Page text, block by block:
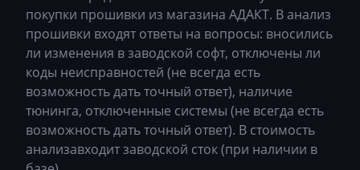
Chevrolet
Chrysler
Citroen
Claas
CMI
покупки прошивки из магазина АДАКТ. В анализ
прошивки входят ответы на вопросы: вносились
ли изменения в заводской софт, отключены ли
коды неисправностей (не всегда есть
возможность дать точный ответ), наличие
тюнинга, отключенные системы (не всегда есть
возможность дать точный ответ). В стоимость
анализавходит заводской сток (при наличии в